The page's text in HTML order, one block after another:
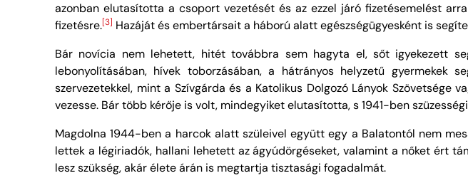
azonban elutasította a csoport vezetését és az ezzel járó fizetésemelést
fizetésre.[3] Hazáját és embertársait a háború alatt egészségügyesként is
Bár novícia nem lehetett, hitét továbbra sem hagyta el, sőt igyekezett
lebonyolításában, hívek toborzásában, a hátrányos helyzetű gyermekek
szervezetekkel, mint a Szívgárda és a Katolikus Dolgozó Lányok Szövetsége
vezesse. Bár több kérője is volt, mindegyiket elutasította, s 1941-ben
Magdolna 1944-ben a harcok alatt szüleivel együtt egy a Balatontól nem
lettek a légiriadók, hallani lehetett az ágyúdörgéseket, valamint a nőket ért
lesz szükség, akár élete árán is megtartja tisztasági fogadalmát.